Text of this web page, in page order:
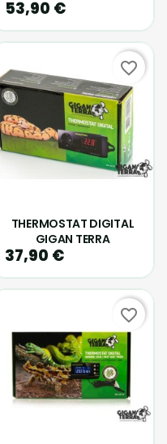
53,90 €
THERMOSTAT DIGITAL
GIGAN TERRA
37,90 €
favorite_border
favorite_border